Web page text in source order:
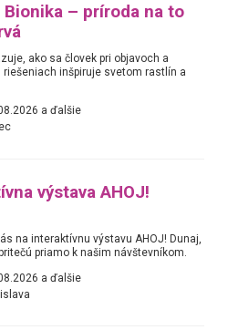
Bionika – príroda na to
ako sa človek pri objavoch a
inšpiruje svetom rastlín a
a ďalšie
výstava AHOJ!
na interaktívnu výstavu AHOJ! Dunaj,
priamo k našim návštevníkom.
a ďalšie